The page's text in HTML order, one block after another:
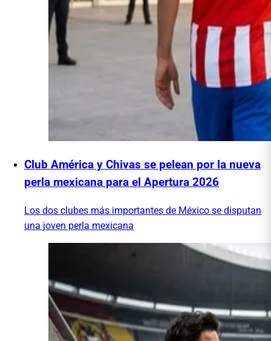
Club América y Chivas se pelean por la nueva
perla mexicana para el Apertura 2026
Los dos clubes más importantes de México se disputan
una joven perla mexicana